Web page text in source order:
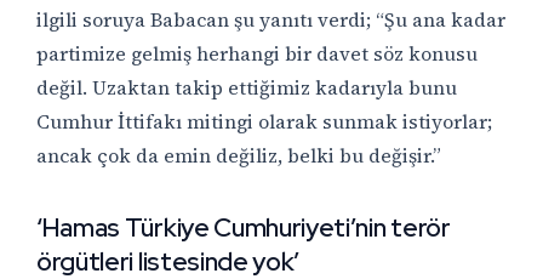
ilgili soruya Babacan şu yanıtı verdi; “Şu ana kadar
partimize gelmiş herhangi bir davet söz konusu
değil. Uzaktan takip ettiğimiz kadarıyla bunu
Cumhur İttifakı mitingi olarak sunmak istiyorlar;
ancak çok da emin değiliz, belki bu değişir.”
‘Hamas Türkiye Cumhuriyeti’nin terör
örgütleri listesinde yok’